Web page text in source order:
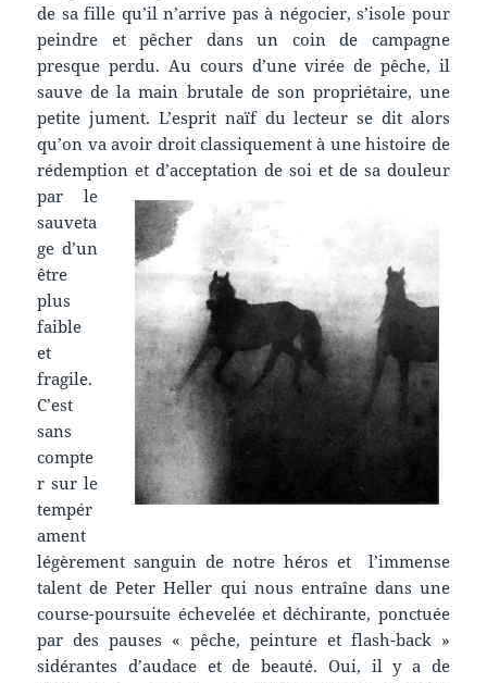
de sa fille qu’il n’arrive pas à négocier, s’isole pour
peindre et pêcher dans un coin de campagne
presque perdu. Au cours d’une virée de pêche, il
sauve de la main brutale de son propriétaire, une
petite jument. L’esprit naïf du lecteur se dit alors
qu’on va avoir droit classiquement à une histoire de
rédemption etd’acceptation de soi et de sa douleur
par le
sauveta
ge d’un
être
plus
faible
et
fragile.
C’est
sans
compte
r sur le
tempér
ament
légèrement sanguin de notre héros et l’immense
talent de Peter Heller qui nous entraîne dans une
course-poursuite échevelée et déchirante, ponctuée
par des pauses « pêche, peinture et flash-back »
sidérantes d’audace et de beauté. Oui, il y a de